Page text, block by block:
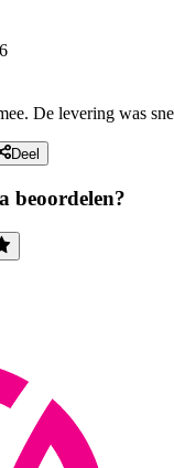
De levering was
Deel
beoordelen?